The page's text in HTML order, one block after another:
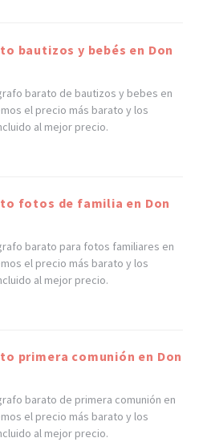
bautizos y bebés en Don
barato de bautizos y bebes en
el precio más barato y los
al mejor precio.
fotos de familia en Don
barato para fotos familiares en
el precio más barato y los
al mejor precio.
primera comunión en Don
barato de primera comunión en
el precio más barato y los
al mejor precio.